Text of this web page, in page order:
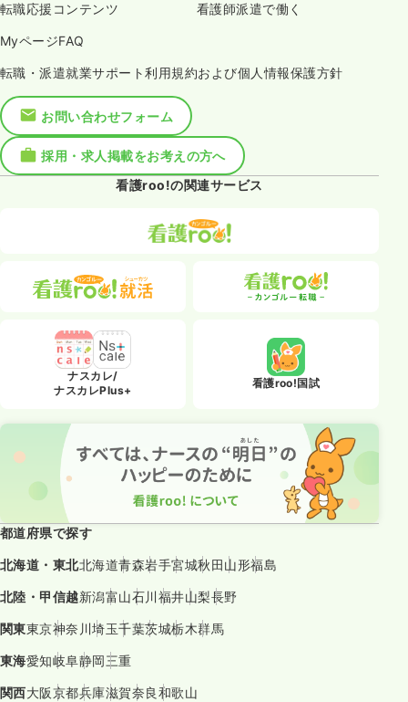
転職応援コンテンツ 看護師派遣で働く
MyページFAQ
転職・派遣就業サポート利用規約および個人情報保護方針
お問い合わせフォーム
採用・求人掲載をお考えの方へ
看護roo!の関連サービス
ナスカレ/
ナスカレPlus+
看護roo!国試
都道府県で探す
北海道・東北北海道青森岩手宮城秋田山形福島
北陸・甲信越新潟富山石川福井山梨長野
関東東京神奈川埼玉千葉茨城栃木群馬
東海愛知岐阜静岡三重
関西大阪京都兵庫滋賀奈良和歌山